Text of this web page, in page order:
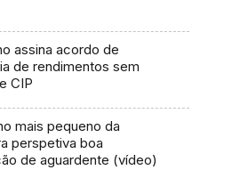
assina acordo de
de rendimentos sem
CIP
mais pequeno da
perspetiva boa
de aguardente (vídeo)